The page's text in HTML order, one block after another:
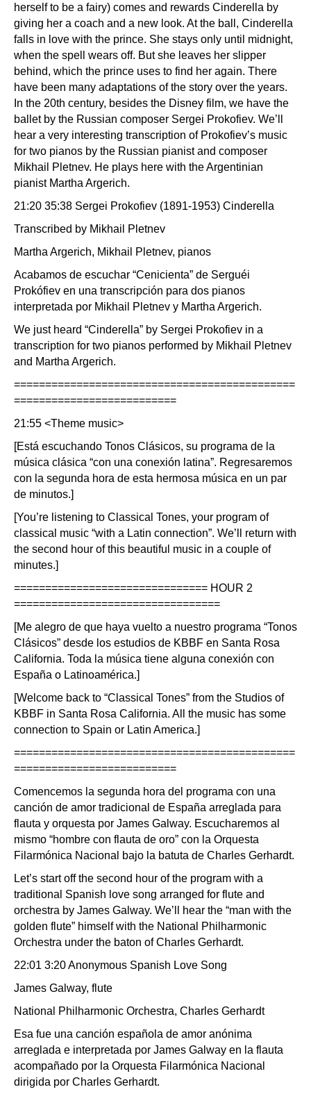
herself to be a fairy) comes and rewards Cinderella by
giving her a coach and a new look. At the ball, Cinderella
falls in love with the prince. She stays only until midnight,
when the spell wears off. But she leaves her slipper
behind, which the prince uses to find her again. There
have been many adaptations of the story over the years.
In the 20th century, besides the Disney film, we have the
ballet by the Russian composer Sergei Prokofiev. We’ll
hear a very interesting transcription of Prokofiev’s music
for two pianos by the Russian pianist and composer
Mikhail Pletnev. He plays here with the Argentinian
pianist Martha Argerich.
21:20 35:38 Sergei Prokofiev (1891-1953) Cinderella
Transcribed by Mikhail Pletnev
Martha Argerich, Mikhail Pletnev, pianos
Acabamos de escuchar “Cenicienta” de Serguéi
Prokófiev en una transcripción para dos pianos
interpretada por Mikhail Pletnev y Martha Argerich.
We just heard “Cinderella” by Sergei Prokofiev in a
transcription for two pianos performed by Mikhail Pletnev
and Martha Argerich.
=============================================
==========================
21:55 <Theme music>
[Está escuchando Tonos Clásicos, su programa de la
música clásica “con una conexión latina”. Regresaremos
con la segunda hora de esta hermosa música en un par
de minutos.]
[You’re listening to Classical Tones, your program of
classical music “with a Latin connection”. We’ll return with
the second hour of this beautiful music in a couple of
minutes.]
=============================== HOUR 2
=================================
[Me alegro de que haya vuelto a nuestro programa “Tonos
Clásicos” desde los estudios de KBBF en Santa Rosa
California. Toda la música tiene alguna conexión con
España o Latinoamérica.]
[Welcome back to “Classical Tones” from the Studios of
KBBF in Santa Rosa California. All the music has some
connection to Spain or Latin America.]
=============================================
==========================
Comencemos la segunda hora del programa con una
canción de amor tradicional de España arreglada para
flauta y orquesta por James Galway. Escucharemos al
mismo “hombre con flauta de oro” con la Orquesta
Filarmónica Nacional bajo la batuta de Charles Gerhardt.
Let’s start off the second hour of the program with a
traditional Spanish love song arranged for flute and
orchestra by James Galway. We’ll hear the “man with the
golden flute” himself with the National Philharmonic
Orchestra under the baton of Charles Gerhardt.
22:01 3:20 Anonymous Spanish Love Song
James Galway, flute
National Philharmonic Orchestra, Charles Gerhardt
Esa fue una canción española de amor anónima
arreglada e interpretada por James Galway en la flauta
acompañado por la Orquesta Filarmónica Nacional
dirigida por Charles Gerhardt.